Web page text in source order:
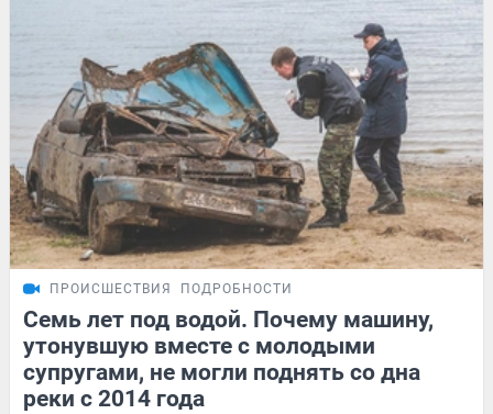
ПРОИСШЕСТВИЯ ПОДРОБНОСТИ
Семь лет под водой. Почему машину,
утонувшую вместе с молодыми
супругами, не могли поднять со дна
реки с 2014 года